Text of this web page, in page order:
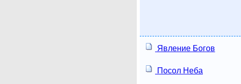
Явление Богов
Посол Неба